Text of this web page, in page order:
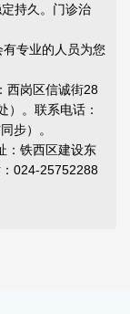
持久。门诊治
专业的人员为您
岗区信诚街28
）。联系电话：
步）。
铁西区建设东
024-25752288